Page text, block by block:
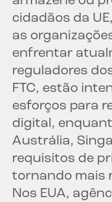
cidadãos da
as
enfrentar
reguladores
FTC, estão
esforços para
digital,
Austrália,
requisitos de
tornando mais
Nos EUA,